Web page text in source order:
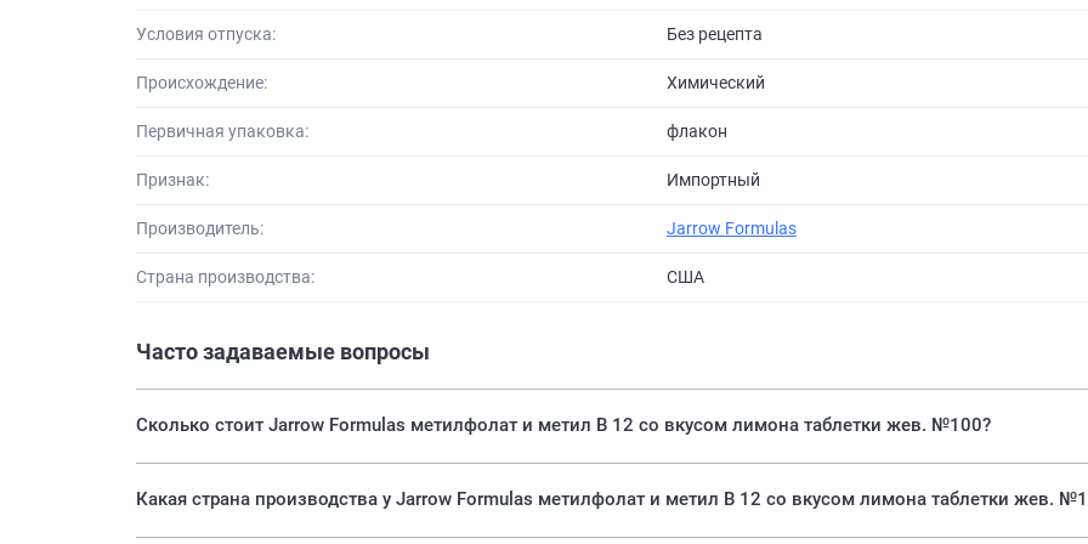
Условия отпуска: Без рецепта
Происхождение: Химический
Первичная упаковка: флакон
Признак: Импортный
Производитель: Jarrow Formulas
Страна производства: США
Часто задаваемые вопросы
Сколько стоит Jarrow Formulas метилфолат и метил B 12 со вкусом лимона таблетки жев. №100?
Какая страна производства у Jarrow Formulas метилфолат и метил B 12 со вкусом лимона таблетки жев.